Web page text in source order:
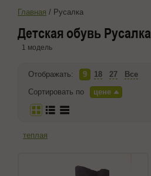
Главная / Русалка
Детская обувь Русалка
1 модель
Отображать: 9 18 27
Все
Сортировать по
цене
теплая